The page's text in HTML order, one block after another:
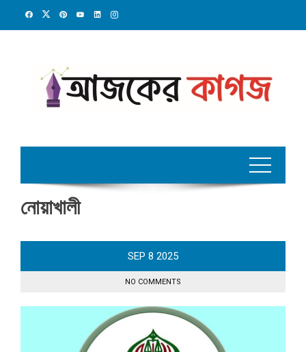
নোয়াখালী
SEP 8 2025
NO COMMENTS